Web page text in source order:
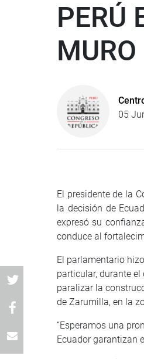
PERÚ
MURO
05
El presidente de la
la decisión de
expresó su
conduce al
El parlamentario
particular, durante
paralizar la
de Zarumilla, en la
“Esperamos una
Ecuador garantizan